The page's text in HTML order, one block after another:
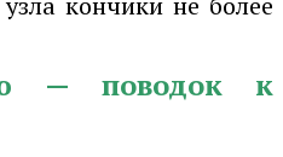
— поводок к